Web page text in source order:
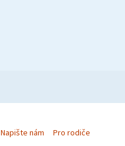
Napište nám Pro rodiče